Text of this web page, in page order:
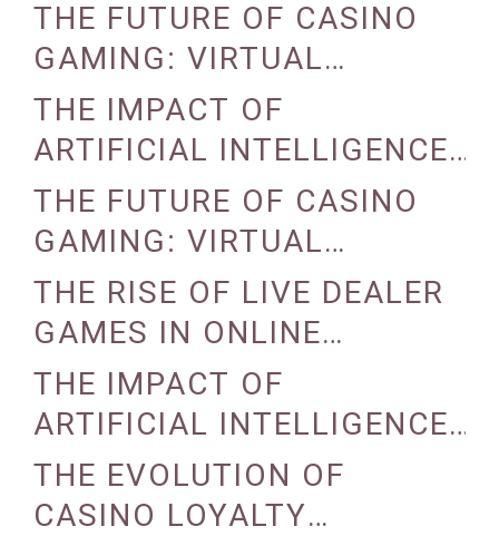
THE FUTURE OF CASINO
GAMING: VIRTUAL
REALITY AND AUGMENTED
REALITY
THE IMPACT OF
ARTIFICIAL INTELLIGENCE
ON CASINO OPERATIONS
THE FUTURE OF CASINO
GAMING: VIRTUAL
REALITY AND AUGMENTED
REALITY
THE RISE OF LIVE DEALER
GAMES IN ONLINE
CASINOS
THE IMPACT OF
ARTIFICIAL INTELLIGENCE
ON CASINO OPERATIONS
THE EVOLUTION OF
CASINO LOYALTY